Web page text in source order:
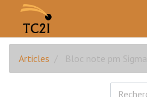
Articles Bloc note pm Sigma